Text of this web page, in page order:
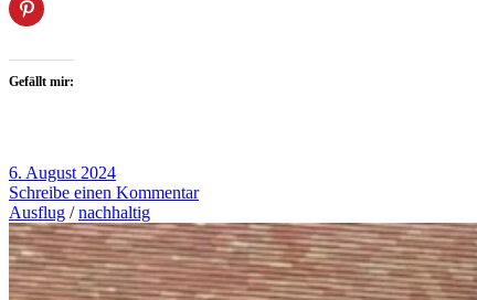
Gefällt mir:
6. August 2024
Schreibe einen Kommentar
Ausflug /nachhaltig